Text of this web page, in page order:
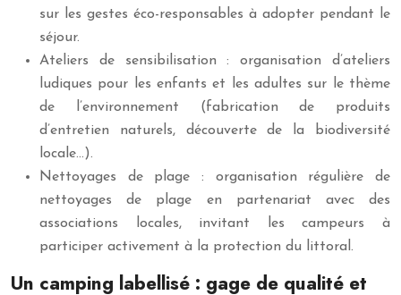
sur les gestes éco-responsables à adopter pendant le
séjour.
Ateliers de sensibilisation : organisation d’ateliers
ludiques pour les enfants et les adultes sur le thème
de l’environnement (fabrication de produits
d’entretien naturels, découverte de la biodiversité
locale…).
Nettoyages de plage : organisation régulière de
nettoyages de plage en partenariat avec des
associations locales, invitant les campeurs à
participer activement à la protection du littoral.
Un camping labellisé : gage de qualité et